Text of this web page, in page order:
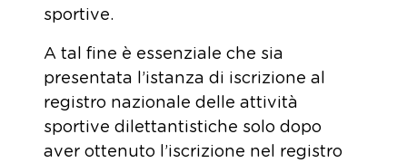
sportive.
A tal fine è essenziale che sia
presentata l’istanza di iscrizione al
registro nazionale delle attività
sportive dilettantistiche solo dopo
aver ottenuto l’iscrizione nel registro